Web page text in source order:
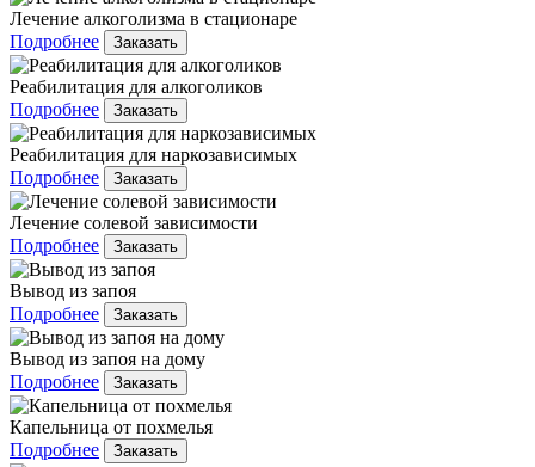
Лечение алкоголизма в стационаре
Подробнее
Заказать
Реабилитация для алкоголиков
Подробнее
Заказать
Реабилитация для наркозависимых
Подробнее
Заказать
Лечение солевой зависимости
Подробнее
Заказать
Вывод из запоя
Подробнее
Заказать
Вывод из запоя на дому
Подробнее
Заказать
Капельница от похмелья
Подробнее
Заказать